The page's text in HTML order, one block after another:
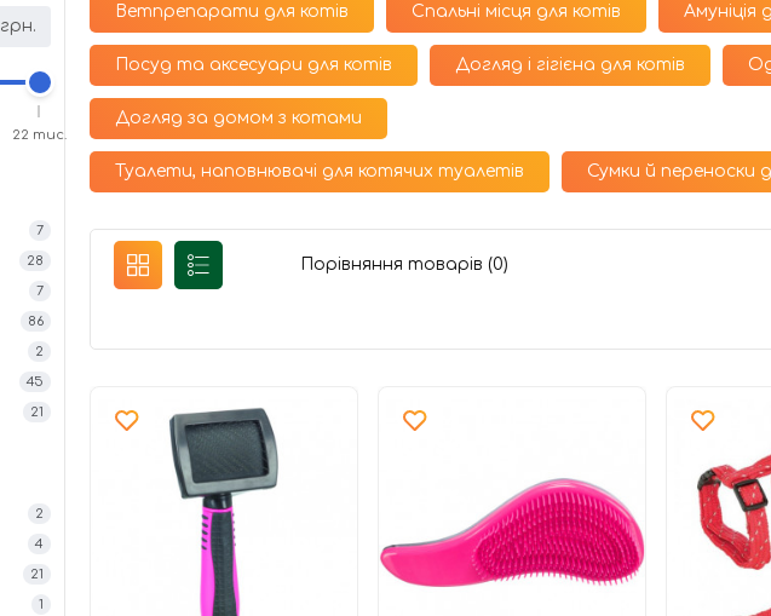
грн.
22 тис.
7
28
7
86
2
45
21
2
4
21
1
Ветпрепарати для котів Спальні місця для котів Амуніція
Посуд та аксесуари для котів Догляд і гігієна для котів
Догляд за домом з котами
Туалети, наповнювачі для котячих туалетів Сумки й переноски
Порівняння товарів (0)